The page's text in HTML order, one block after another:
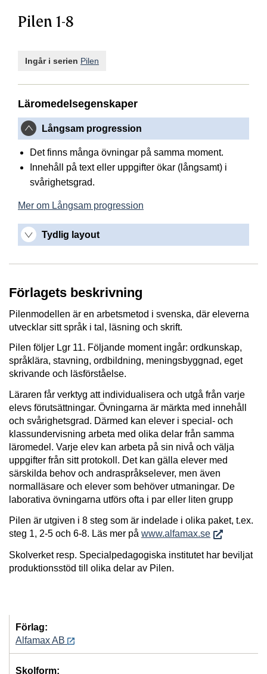
Pilen 1-8
Ingår i serien Pilen
Läromedelsegenskaper
Långsam progression
Det finns många övningar på samma moment.
Innehåll på text eller uppgifter ökar (långsamt) i
svårighetsgrad.
Mer om Långsam progression
Tydlig layout
Förlagets beskrivning
Pilenmodellen är en arbetsmetod i svenska, där eleverna
utvecklar sitt språk i tal, läsning och skrift.
Pilen följer Lgr 11. Följande moment ingår: ordkunskap,
språklära, stavning, ordbildning, meningsbyggnad, eget
skrivande och läsförståelse.
Läraren får verktyg att individualisera och utgå från varje
elevs förutsättningar. Övningarna är märkta med innehåll
och svårighetsgrad. Därmed kan elever i special- och
klassundervisning arbeta med olika delar från samma
läromedel. Varje elev kan arbeta på sin nivå och välja
uppgifter från sitt protokoll. Det kan gälla elever med
särskilda behov och andraspråkselever, men även
normalläsare och elever som behöver utmaningar. De
laborativa övningarna utförs ofta i par eller liten grupp
Pilen är utgiven i 8 steg som är indelade i olika paket, t.ex.
steg 1, 2-5 och 6-8. Läs mer på www.alfamax.se
Skolverket resp. Specialpedagogiska institutet har beviljat
produktionsstöd till olika delar av Pilen.
Förlag:
Alfamax AB
Skolform: